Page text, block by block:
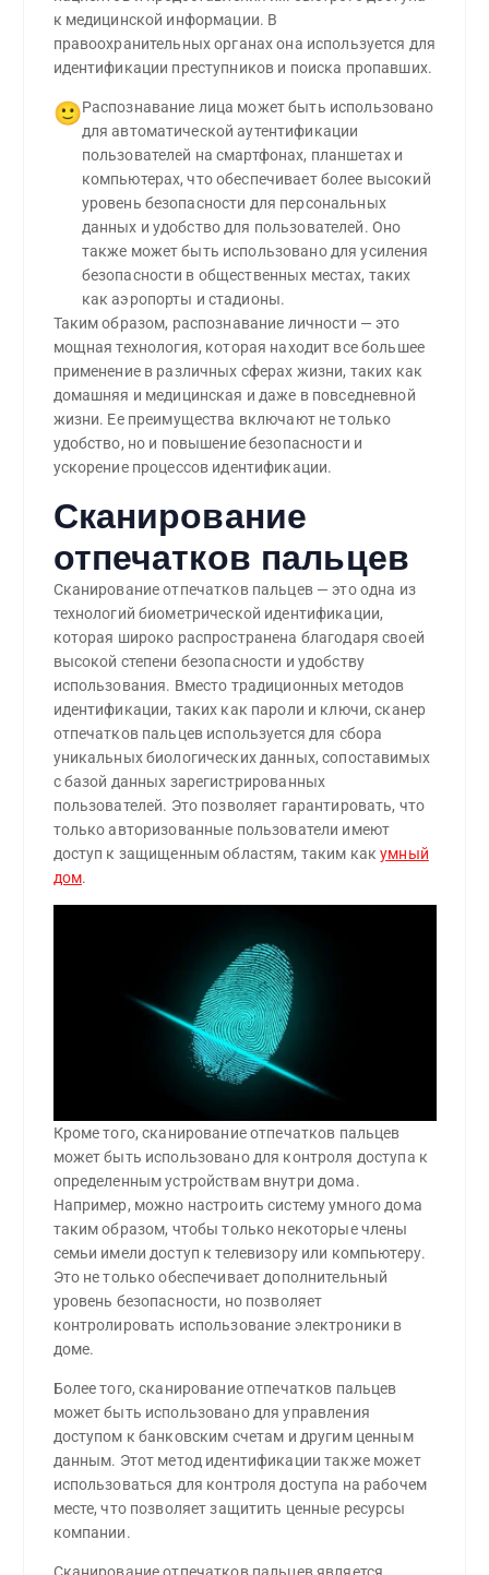
к медицинской информации. В
правоохранительных органах она используется для
идентификации преступников и поиска пропавших.
🙂Распознавание лица может быть использовано
для автоматической аутентификации
пользователей на смартфонах, планшетах и ​​
компьютерах, что обеспечивает более высокий
уровень безопасности для персональных
данных и удобство для пользователей. Оно
также может быть использовано для усиления
безопасности в общественных местах, таких
как аэропорты и стадионы.
Таким образом, распознавание личности — это
мощная технология, которая находит все большее
применение в различных сферах жизни, таких как
домашняя и медицинская и даже в повседневной
жизни. Ее преимущества включают не только
удобство, но и повышение безопасности и
ускорение процессов идентификации.
Сканирование
отпечатков пальцев
Сканирование отпечатков пальцев — это одна из
технологий биометрической идентификации,
которая широко распространена благодаря своей
высокой степени безопасности и удобству
использования. Вместо традиционных методов
идентификации, таких как пароли и ключи, сканер
отпечатков пальцев используется для сбора
уникальных биологических данных, сопоставимых
с базой данных зарегистрированных
пользователей. Это позволяет гарантировать, что
только авторизованные пользователи имеют
доступ к защищенным областям, таким какумный
дом.
Кроме того, сканирование отпечатков пальцев
может быть использовано для контроля доступа к
определенным устройствам внутри дома.
Например, можно настроить систему умного дома
таким образом, чтобы только некоторые члены
семьи имели доступ к телевизору или компьютеру.
Это не только обеспечивает дополнительный
уровень безопасности, но позволяет
контролировать использование электроники в
доме.
Более того, сканирование отпечатков пальцев
может быть использовано для управления
доступом к банковским счетам и другим ценным
данным. Этот метод идентификации также может
использоваться для контроля доступа на рабочем
месте, что позволяет защитить ценные ресурсы
компании.
Сканирование отпечатков пальцев является